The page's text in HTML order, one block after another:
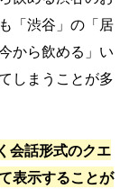
「渋谷」の「居
から飲める」い
しまうことが多
会話形式のクエ
表示することが